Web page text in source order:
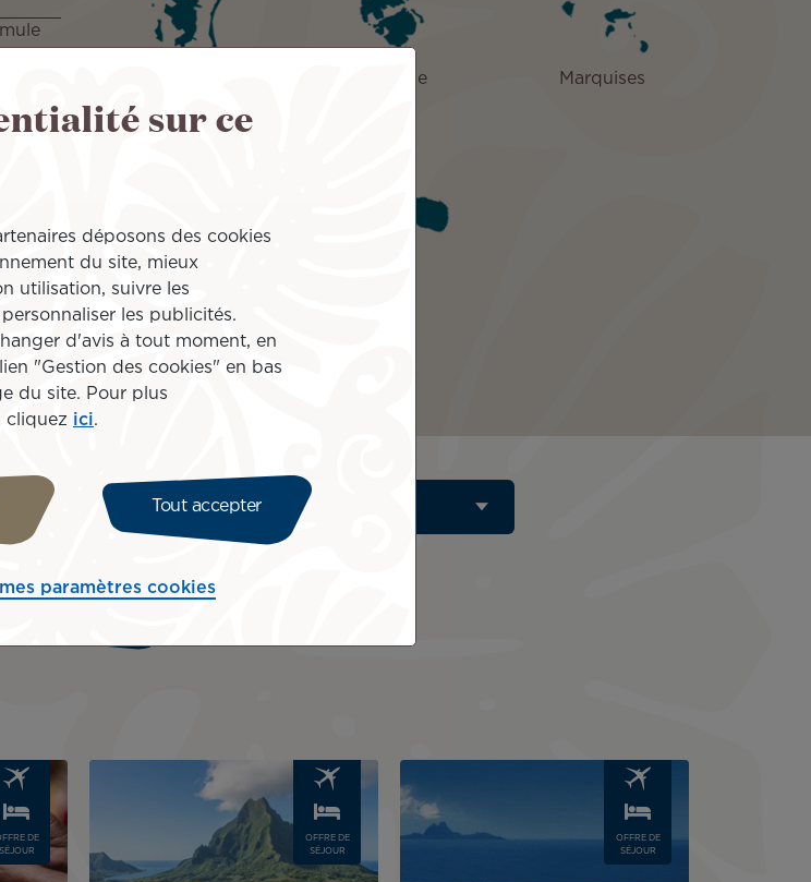
petit
Huahine Marquises
Moorea
DE
SÉJOUR
OFFRE DE
SÉJOUR
OFFRE DE
SÉJOUR
sur ce
déposons des cookies
du site, mieux
utilisation, suivre les
les publicités.
d'avis à tout moment, en
"Gestion des cookies" en bas
du site. Pour plus
cliquez ici.
Tout accepter
paramètres cookies